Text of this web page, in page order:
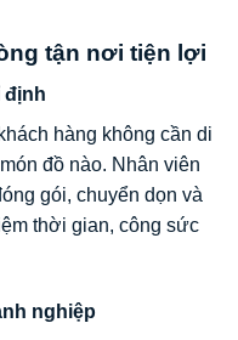
tận nơi tiện lợi
định
hàng không cần di
đồ nào. Nhân viên
gói, chuyển dọn và
thời gian, công sức
nghiệp